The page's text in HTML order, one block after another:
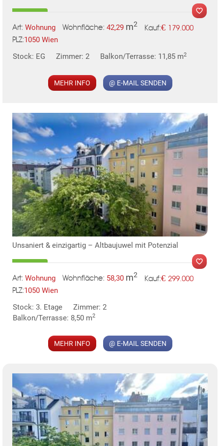
KLIS
KLIS
Art: Wohnung Wohnfläche: 42,29 m2 Kauf:€ 179.000
PLZ:1050 Wien
Stock: EG
Zimmer: 2 Balkon/Terrasse: 11,85 m2
MEHR INFO @ E-MAIL SENDEN
Unsaniert & einzigartig – Altbaujuwel mit Potenzial
Art: Wohnung Wohnfläche: 58,30 m2 Kauf:€ 299.000
PLZ:1050 Wien
Stock: 3. Etage
Zimmer: 2
Balkon/Terrasse: 8,50 m2
MEHR INFO @ E-MAIL SENDEN